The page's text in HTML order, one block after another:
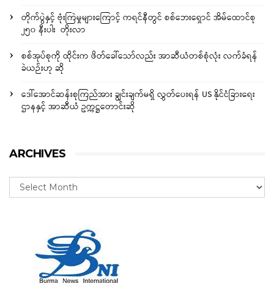
တိုက်ပွဲနှင့် ဗုံးကြဲမှုများကြောင့် ကရင်နီတွင် စစ်ဘေးရှောင် အိမ်ထောင်စု
၂၅၀ နီးပါး တိုးလာ
စစ်အုပ်စုကို ထိုင်းက ဖိတ်ခေါ်သော်လည်း အာဆီယံတစ်စုံလုံး လက်ခံရန်
ခဲယဉ်းဟု ဆို
ဒေါ်အောင်ဆန်းစုကြည်အား ချွင်းချက်မရှိ လွှတ်ပေးရန် US နိုင်ငံခြားရေး
ဌာနနှင့် အာဆီယံ ဥက္ကဋ္ဌတောင်းဆို
ARCHIVES